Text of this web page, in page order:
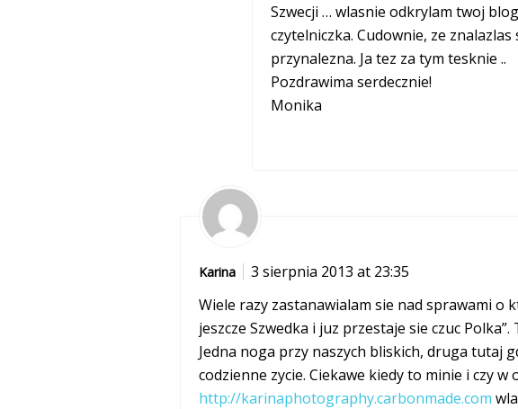
Szwecji … wlasnie odkrylam twoj
czytelniczka. Cudownie, ze
przynalezna. Ja tez za tym tesknie ..
Pozdrawima serdecznie!
Monika
Karina
3 sierpnia 2013 at 23:35
Wiele razy zastanawialam sie nad sprawami o
jeszcze Szwedka i juz przestaje sie czuc
Jedna noga przy naszych bliskich, druga tutaj
codzienne zycie. Ciekawe kiedy to minie i czy
http://karinaphotography.carbonmade.com